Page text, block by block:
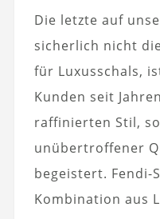
Die letzte auf
sicherlich nicht
für Luxusschals,
Kunden seit
raffinierten Stil,
unübertroffener
begeistert. Fendi-
Kombination aus